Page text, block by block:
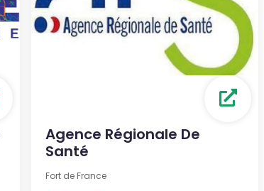
Agence Régionale De
Santé
Fort de France